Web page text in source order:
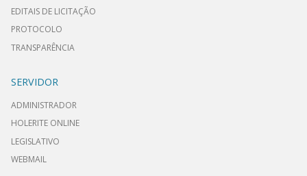
EDITAIS DE LICITAÇÃO
PROTOCOLO
TRANSPARÊNCIA
SERVIDOR
ADMINISTRADOR
HOLERITE ONLINE
LEGISLATIVO
WEBMAIL